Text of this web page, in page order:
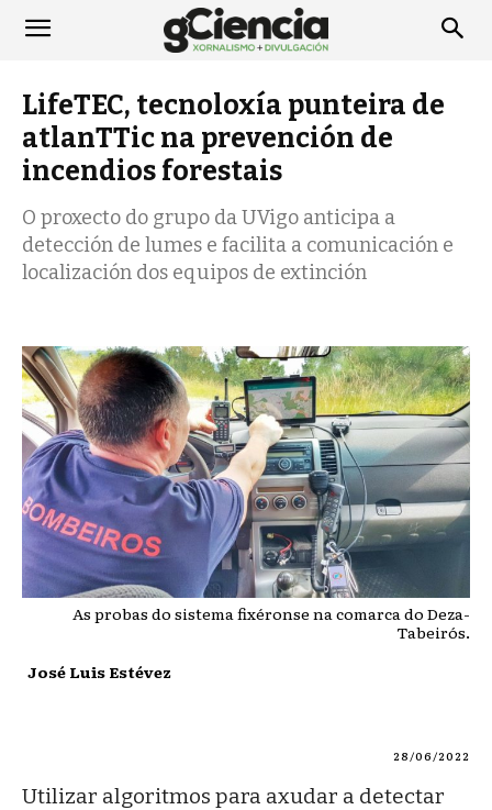
LifeTEC, tecnoloxía punteira de
atlanTTic na prevención de
incendios forestais
O proxecto do grupo da UVigo anticipa a
detección de lumes e facilita a comunicación e
localización dos equipos de extinción
As probas do sistema fixéronse na comarca do Deza-
Tabeirós.
José Luis Estévez
28/06/2022
Utilizar algoritmos para axudar a detectar